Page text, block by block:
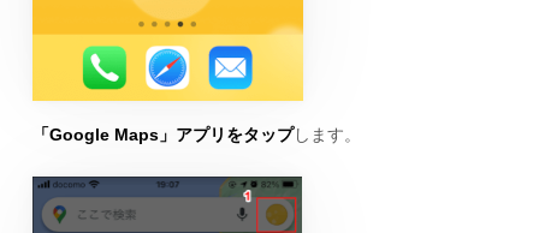
「Google Maps」アプリをタップします。